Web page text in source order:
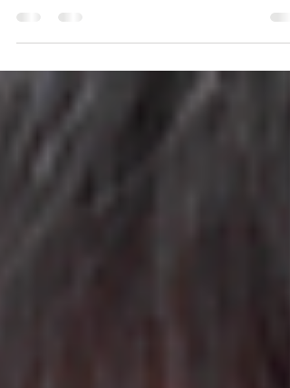
esenciales para adquirir un correcto y...